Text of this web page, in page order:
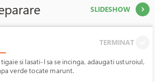
SLIDESHOW
TERMINAT
si lasati-l sa se incinga, adaugati usturoiul,
verde tocate marunt.